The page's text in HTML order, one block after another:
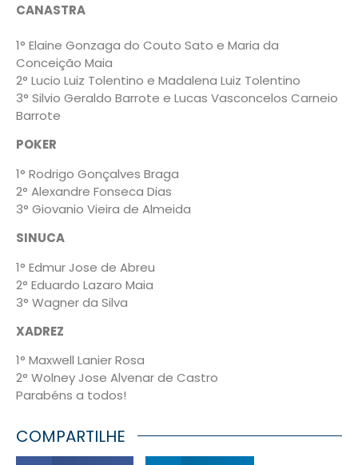
CANASTRA
1° Elaine Gonzaga do Couto Sato e Maria da
Conceição Maia
2° Lucio Luiz Tolentino e Madalena Luiz Tolentino
3° Silvio Geraldo Barrote e Lucas Vasconcelos Carneio
Barrote
POKER
1° Rodrigo Gonçalves Braga
2° Alexandre Fonseca Dias
3° Giovanio Vieira de Almeida
SINUCA
1° Edmur Jose de Abreu
2° Eduardo Lazaro Maia
3° Wagner da Silva
XADREZ
1° Maxwell Lanier Rosa
2° Wolney Jose Alvenar de Castro
Parabéns a todos!
COMPARTILHE